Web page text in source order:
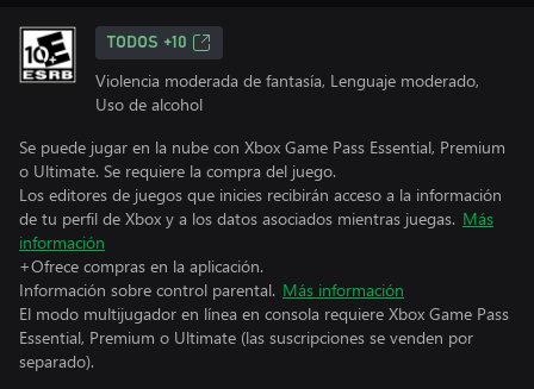
TODOS +10
Violencia moderada de fantasía, Lenguaje moderado,
Uso de alcohol
Se puede jugar en la nube con Xbox Game Pass Essential, Premium
o Ultimate. Se requiere la compra del juego.
Los editores de juegos que inicies recibirán acceso a la información
de tu perfil de Xbox y a los datos asociados mientras juegas. Más
información
+Ofrece compras en la aplicación.
Información sobre control parental. Más información
El modo multijugador en línea en consola requiere Xbox Game Pass
Essential, Premium o Ultimate (las suscripciones se venden por
separado).